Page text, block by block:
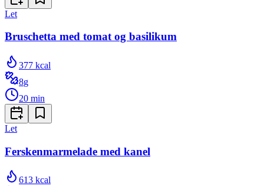
Let
Bruschetta med tomat og basilikum
377 kcal
8g
20 min
Let
Ferskenmarmelade med kanel
613 kcal